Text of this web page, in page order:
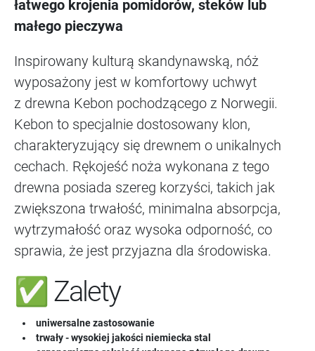
łatwego krojenia pomidorów, steków lub
małego pieczywa
Inspirowany kulturą skandynawską, nóż
wyposażony jest w komfortowy uchwyt
z drewna Kebon pochodzącego z Norwegii.
Kebon to specjalnie dostosowany klon,
charakteryzujący się drewnem o unikalnych
cechach. Rękojeść noża wykonana z tego
drewna posiada szereg korzyści, takich jak
zwiększona trwałość, minimalna absorpcja,
wytrzymałość oraz wysoka odporność, co
sprawia, że jest przyjazna dla środowiska.
✅ Zalety
uniwersalne zastosowanie
trwały - wysokiej jakości niemiecka stal